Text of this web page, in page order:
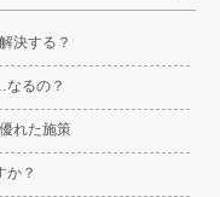
決する？
るの？
れた施策
か？